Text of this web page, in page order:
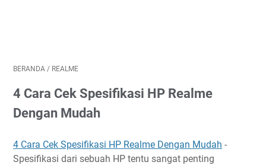
BERANDA / REALME
4 Cara Cek Spesifikasi HP Realme
Dengan Mudah
4 Cara Cek Spesifikasi HP Realme Dengan Mudah -
Spesifikasi dari sebuah HP tentu sangat penting